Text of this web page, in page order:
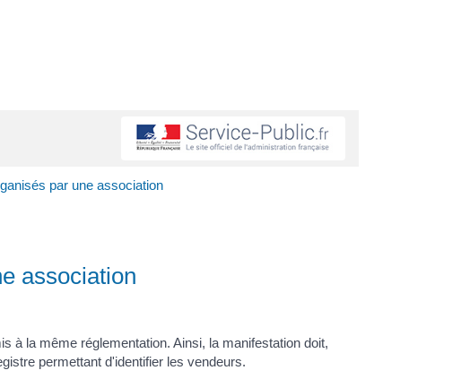
par une association
association
à la même réglementation. Ainsi, la manifestation doit,
permettant d'identifier les vendeurs.